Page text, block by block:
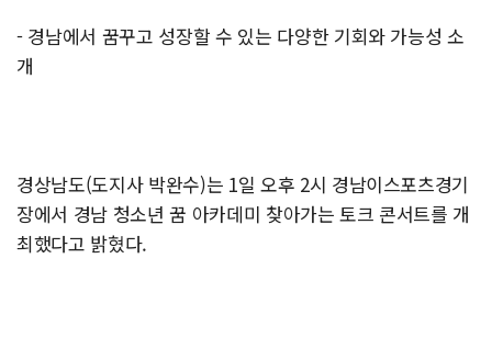
- 경남에서 꿈꾸고 성장할 수 있는 다양한 기회와 가능성 소
개
경상남도(도지사 박완수)는 1일 오후 2시 경남이스포츠경기
장에서 경남 청소년 꿈 아카데미 찾아가는 토크 콘서트를 개
최했다고 밝혔다.